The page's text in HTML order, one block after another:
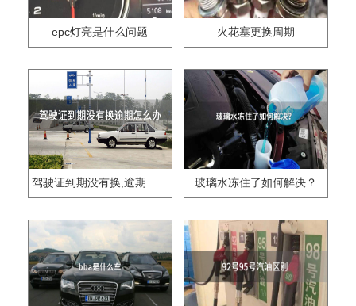
epc灯亮是什么问题 火花塞更换周期
驾驶证到期没有换,逾期怎么办?? 玻璃水冻住了如何解决？